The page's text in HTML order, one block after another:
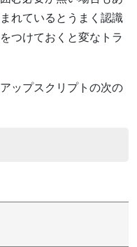
れているとうまく認識
つけておくと変なトラ
ップスクリプトの次の